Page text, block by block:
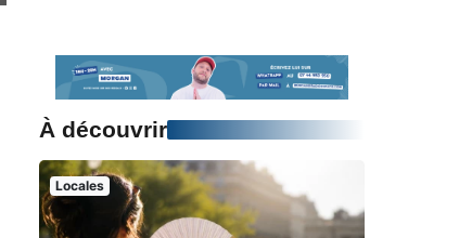
À découvrir
Locales